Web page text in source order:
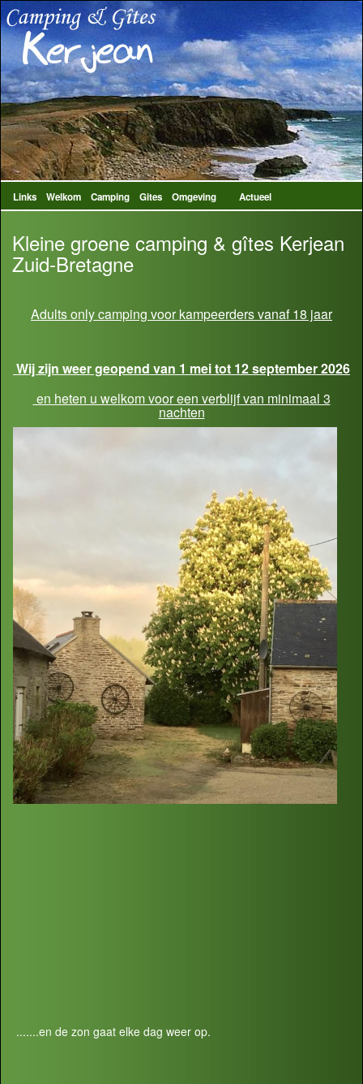
Links Welkom Camping Gites Omgeving Actueel
Kleine groene camping & gîtes Kerjean
Zuid-Bretagne
Adults only camping voor kampeerders vanaf 18 jaar
Wij zijn weer geopend van 1 mei tot 12 september 2026
en heten u welkom voor een verblijf van minimaal 3
nachten
.......en de zon gaat elke dag weer op.